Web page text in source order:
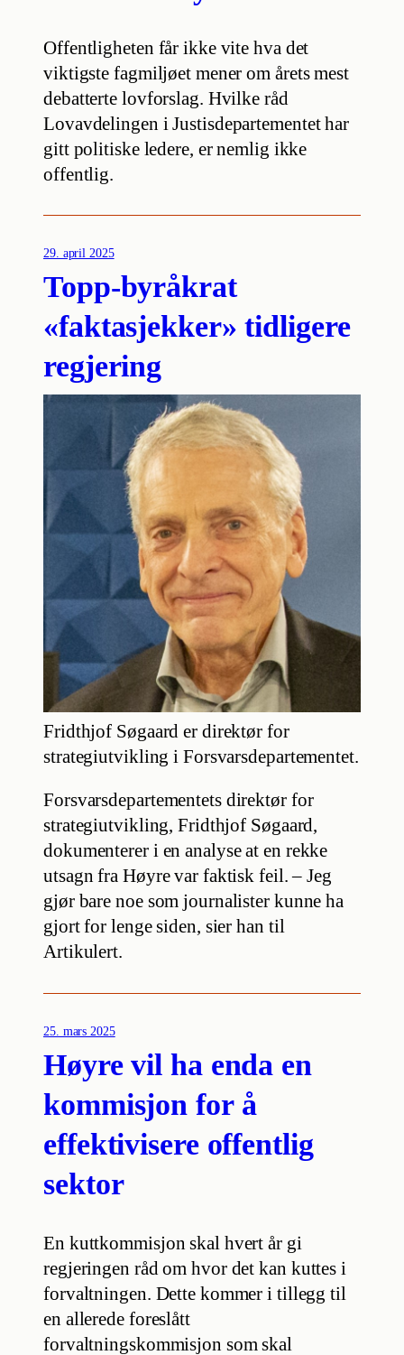
Offentligheten får ikke vite hva det
viktigste fagmiljøet mener om årets mest
debatterte lovforslag. Hvilke råd
Lovavdelingen i Justisdepartementet har
gitt politiske ledere, er nemlig ikke
offentlig.
29. april 2025
Topp-byråkrat
«faktasjekker» tidligere
regjering
Fridthjof Søgaard er direktør for
strategiutvikling i Forsvarsdepartementet.
Forsvarsdepartementets direktør for
strategiutvikling, Fridthjof Søgaard,
dokumenterer i en analyse at en rekke
utsagn fra Høyre var faktisk feil. – Jeg
gjør bare noe som journalister kunne ha
gjort for lenge siden, sier han til
Artikulert.
25. mars 2025
Høyre vil ha enda en
kommisjon for å
effektivisere offentlig
sektor
En kuttkommisjon skal hvert år gi
regjeringen råd om hvor det kan kuttes i
forvaltningen. Dette kommer i tillegg til
en allerede foreslått
forvaltningskommisjon som skal